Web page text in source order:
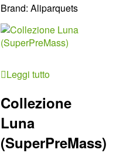
Brand: Aliparquets
Leggi tutto
Collezione
Luna
(SuperPreMass)